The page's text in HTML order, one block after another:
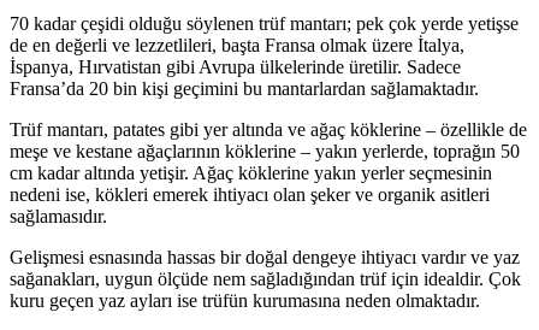
70 kadar çeşidi olduğu söylenen trüf mantarı; pek çok yerde yetişse
de en değerli ve lezzetlileri, başta Fransa olmak üzere İtalya,
İspanya, Hırvatistan gibi Avrupa ülkelerinde üretilir. Sadece
Fransa’da 20 bin kişi geçimini bu mantarlardan sağlamaktadır.
Trüf mantarı, patates gibi yer altında ve ağaç köklerine – özellikle de
meşe ve kestane ağaçlarının köklerine – yakın yerlerde, toprağın 50
cm kadar altında yetişir. Ağaç köklerine yakın yerler seçmesinin
nedeni ise, kökleri emerek ihtiyacı olan şeker ve organik asitleri
sağlamasıdır.
Gelişmesi esnasında hassas bir doğal dengeye ihtiyacı vardır ve yaz
sağanakları, uygun ölçüde nem sağladığından trüf için idealdir. Çok
kuru geçen yaz ayları ise trüfün kurumasına neden olmaktadır.